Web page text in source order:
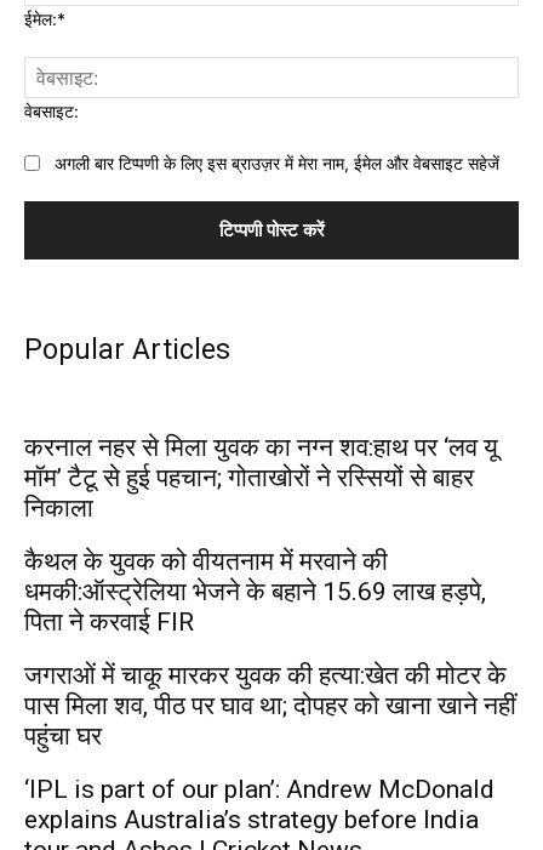
ईमेल:*
वेबसाइट:
अगली बार टिप्पणी के लिए इस ब्राउज़र में मेरा नाम, ईमेल और वेबसाइट सहेजें
Popular Articles
करनाल नहर से मिला युवक का नग्न शव:हाथ पर ‘लव यू
मॉम’ टैटू से हुई पहचान; गोताखोरों ने रस्सियों से बाहर
निकाला
कैथल के युवक को वीयतनाम में मरवाने की
धमकी:ऑस्ट्रेलिया भेजने के बहाने 15.69 लाख हड़पे,
पिता ने करवाई FIR
जगराओं में चाकू मारकर युवक की हत्या:खेत की मोटर के
पास मिला शव, पीठ पर घाव था; दोपहर को खाना खाने नहीं
पहुंचा घर
‘IPL is part of our plan’: Andrew McDonald
explains Australia’s strategy before India